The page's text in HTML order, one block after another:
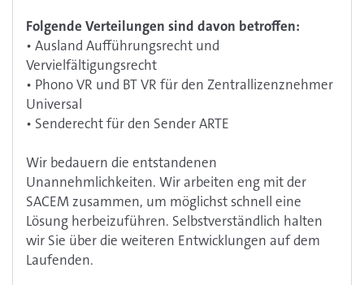
Folgende Verteilungen sind davon betroffen:
• Ausland Aufführungsrecht und
Vervielfältigungsrecht
• Phono VR und BT VR für den Zentrallizenznehmer
Universal
• Senderecht für den Sender ARTE
Wir bedauern die entstandenen
Unannehmlichkeiten. Wir arbeiten eng mit der
SACEM zusammen, um möglichst schnell eine
Lösung herbeizuführen. Selbstverständlich halten
wir Sie über die weiteren Entwicklungen auf dem
Laufenden.